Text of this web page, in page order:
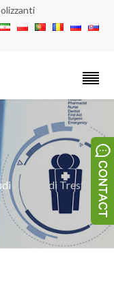
» Steroidi Trestolone